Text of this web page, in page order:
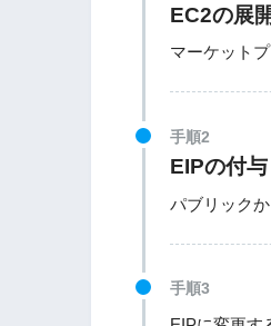
EC2の展
マーケット
手順2
EIPの付与
パブリック
手順3